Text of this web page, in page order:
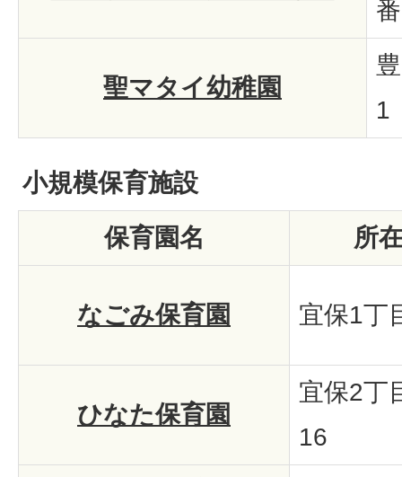
聖マタイ幼稚園
1
小規模保育施設
保育園名
所
なごみ保育園 宜保1丁
ひなた保育園
宜保2丁
16